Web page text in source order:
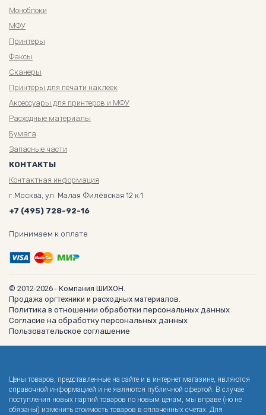
Моноблоки
МФУ
Принтеры
Факсы
Сканеры
Принтеры для печати наклеек
Аксессуары для принтеров и МФУ
Расходные материалы
Бумага
Запасные части
КОНТАКТЫ
Контактная информация
г.Москва, ул. Малая Филёвская 12 к.1
+7 (495) 728-92-16
Принимаем к оплате
© 2012-2026 - Компания ШИХОН.
Продажа оргтехники и расходных материалов.
Политика в отношении обработки персональных данных
Согласие на обработку персональных данных
Пользовательское соглашение
Цены товаров, представленные на сайте и в интернет магазине, являются
справочной информацией и не являются публичной офертой. В случае
поступления новых партий товаров по новым ценам, мы вправе (но не
обязаны) изменить стоимость товаров в оплаченных счетах. Для